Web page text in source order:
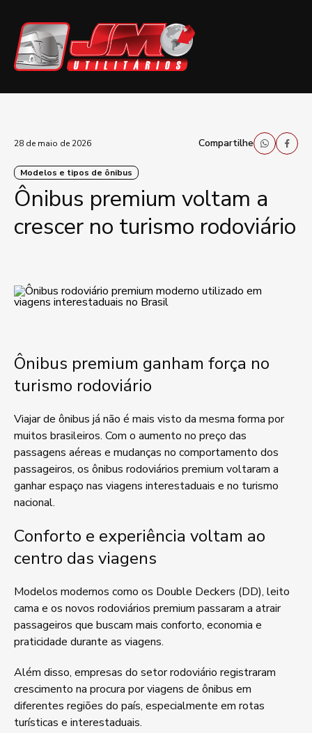
28 de maio de 2026 Compartilhe
Modelos e tipos de ônibus
Ônibus premium voltam a
crescer no turismo rodoviário
Ônibus premium ganham força no
turismo rodoviário
Viajar de ônibus já não é mais visto da mesma forma por
muitos brasileiros. Com o aumento no preço das
passagens aéreas e mudanças no comportamento dos
passageiros, os ônibus rodoviários premium voltaram a
ganhar espaço nas viagens interestaduais e no turismo
nacional.
Conforto e experiência voltam ao
centro das viagens
Modelos modernos como os Double Deckers (DD), leito
cama e os novos rodoviários premium passaram a atrair
passageiros que buscam mais conforto, economia e
praticidade durante as viagens.
Além disso, empresas do setor rodoviário registraram
crescimento na procura por viagens de ônibus em
diferentes regiões do país, especialmente em rotas
turísticas e interestaduais.